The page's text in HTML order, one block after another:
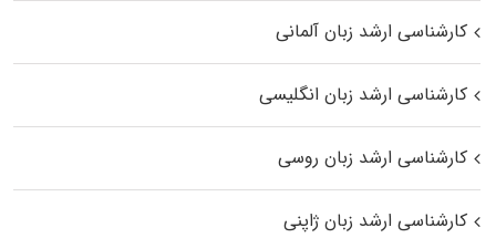
کارشناسی ارشد زبان آلمانی
کارشناسی ارشد زبان انگلیسی
کارشناسی ارشد زبان روسی
کارشناسی ارشد زبان ژاپنی